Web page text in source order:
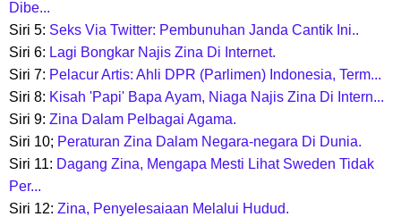
Dibe...
Siri 5: Seks Via Twitter: Pembunuhan Janda Cantik Ini..
Siri 6: Lagi Bongkar Najis Zina Di Internet.
Siri 7: Pelacur Artis: Ahli DPR (Parlimen) Indonesia, Term...
Siri 8: Kisah 'Papi' Bapa Ayam, Niaga Najis Zina Di Intern...
Siri 9: Zina Dalam Pelbagai Agama.
Siri 10; Peraturan Zina Dalam Negara-negara Di Dunia.
Siri 11: Dagang Zina, Mengapa Mesti Lihat Sweden Tidak
Per...
Siri 12: Zina, Penyelesaiaan Melalui Hudud.